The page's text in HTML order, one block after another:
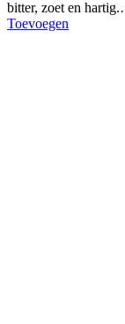
bitter, zoet en
Toevoegen